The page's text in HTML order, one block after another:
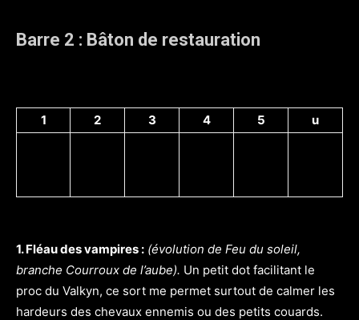
Barre 2 : Bâton de restauration
1 2 3 4 5 u
1. Fléau des vampires : (évolution de Feu du soleil,
branche Courroux de l’aube). Un petit dot facilitant le
proc du Valkyn, ce sort me permet surtout de calmer les
hardeurs des chevaux ennemis ou des petits couards.